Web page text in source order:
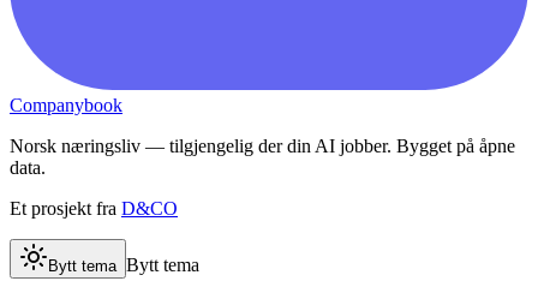
Companybook
Norsk næringsliv — tilgjengelig der din AI jobber. Bygget på åpne
data.
Et prosjekt fra D&CO
Bytt tema Bytt tema